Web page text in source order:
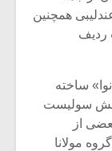
همچنین
ردیف
ساخته
نقش سولیست
از
مولانا